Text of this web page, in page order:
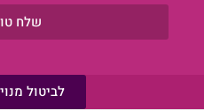
שלח
לביטול